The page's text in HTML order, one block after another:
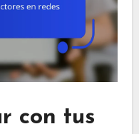
con tus